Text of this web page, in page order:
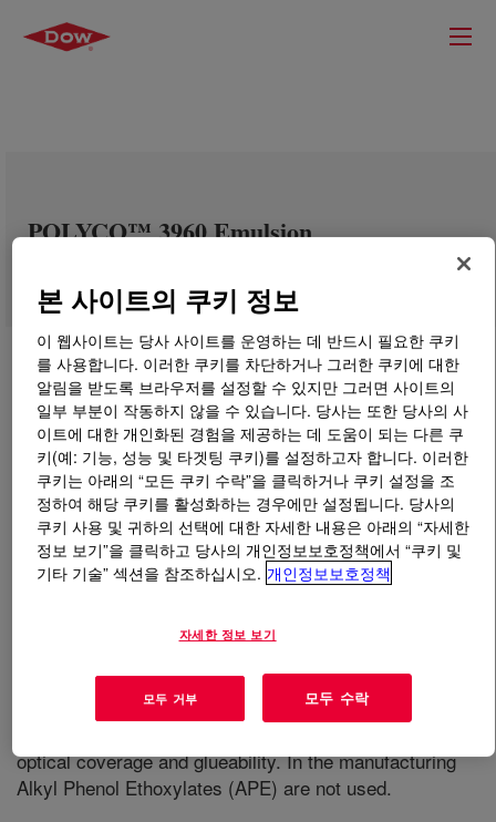
POLYCO™ 3960 Emulsion
무엇입니까POLYCO™ 3960 Emulsion?
balance of properties for many paperboard and paper
contributes to improved optical properties. It is
recommended for many paperboard applications
optical coverage and glueability. In the manufacturing
Alkyl Phenol Ethoxylates (APE) are not used.
본 사이트의 쿠키 정보
이 웹사이트는 당사 사이트를 운영하는 데 반드시 필요한 쿠키
를 사용합니다. 이러한 쿠키를 차단하거나 그러한 쿠키에 대한
알림을 받도록 브라우저를 설정할 수 있지만 그러면 사이트의
일부 부분이 작동하지 않을 수 있습니다. 당사는 또한 당사의 사
이트에 대한 개인화된 경험을 제공하는 데 도움이 되는 다른 쿠
키(예: 기능, 성능 및 타겟팅 쿠키)를 설정하고자 합니다. 이러한
쿠키는 아래의 “모든 쿠키 수락”을 클릭하거나 쿠키 설정을 조
정하여 해당 쿠키를 활성화하는 경우에만 설정됩니다. 당사의
쿠키 사용 및 귀하의 선택에 대한 자세한 내용은 아래의 “자세한
정보 보기”을 클릭하고 당사의 개인정보보호정책에서 “쿠키 및
기타 기술” 섹션을 참조하십시오. 개인정보보호정책
자세한 정보 보기
모두 거부 모두 수락